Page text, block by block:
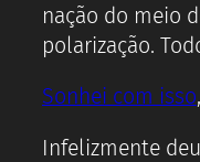
nação do meio
polarização.
Sonhei com isso
Infelizmente